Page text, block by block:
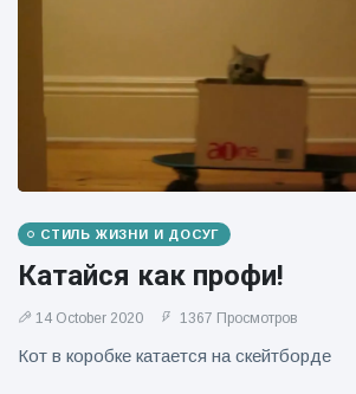
СТИЛЬ ЖИЗНИ И ДОСУГ
Катайся как профи!
14 October 2020 1367 Просмотров
Кот в коробке катается на скейтборде